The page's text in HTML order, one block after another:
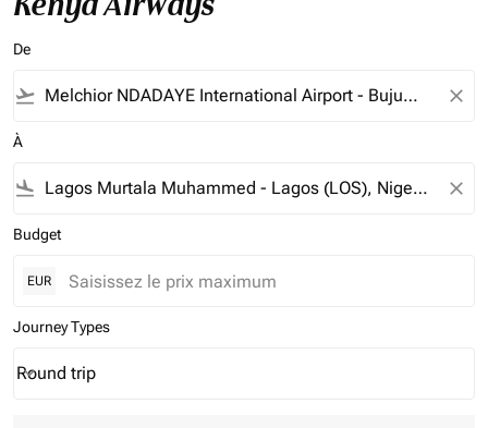
De
flight_takeoff close
À
flight_land close
Budget
EUR
Journey Types
Journey Types option Round trip Selected
Round trip
keyboard_arrow_down